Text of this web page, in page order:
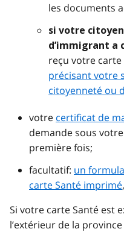
les documents
si votre
d’immigrant a
reçu votre
précisant votre
citoyenneté ou
votre certificat de
demande sous
première fois;
facultatif: un
carte Santé imprimé
Si votre carte Santé est
l’extérieur de la